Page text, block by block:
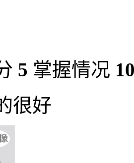
5 掌握情况
很好